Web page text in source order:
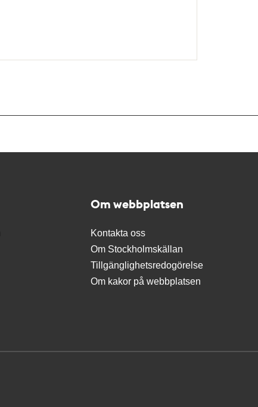
Om webbplatsen
Kontakta oss
Om Stockholmskällan
Tillgänglighetsredogörelse
Om kakor på webbplatsen